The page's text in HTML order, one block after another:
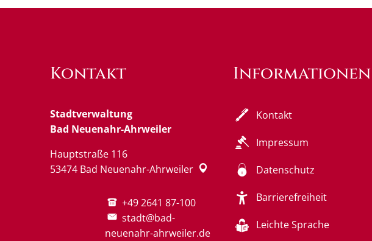
Kontakt
Stadtverwaltung
Bad Neuenahr-Ahrweiler
Hauptstraße 116
53474 Bad Neuenahr-Ahrweiler
+49 2641 87-100
stadt@bad-
neuenahr-ahrweiler.de
Informationen
Kontakt
Impressum
Datenschutz
Barrierefreiheit
Leichte Sprache